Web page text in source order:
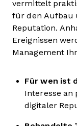
vermittelt
für den Aufbau
Reputation.
Ereignissen
Management
Für wen ist
Interesse an
digitaler